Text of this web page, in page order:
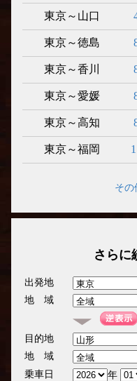
東京～山口
東京～徳島
東京～香川
東京～愛媛
東京～高知
東京～福岡
その
さらに
出発地
地 域
目的地
地 域
乗車日
年